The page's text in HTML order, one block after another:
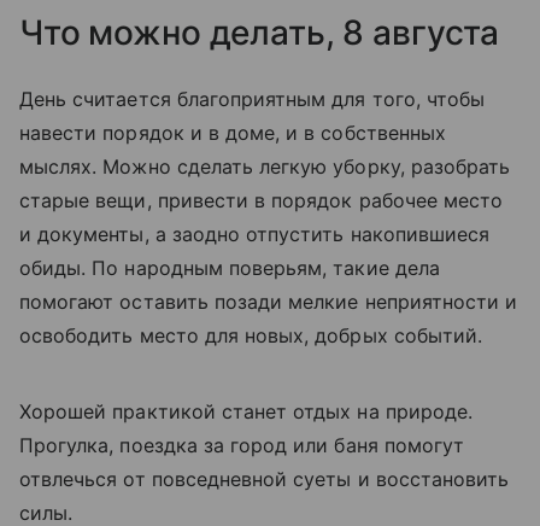
Что можно делать, 8 августа
День считается благоприятным для того, чтобы
навести порядок и в доме, и в собственных
мыслях. Можно сделать легкую уборку, разобрать
старые вещи, привести в порядок рабочее место
и документы, а заодно отпустить накопившиеся
обиды. По народным поверьям, такие дела
помогают оставить позади мелкие неприятности и
освободить место для новых, добрых событий.
Хорошей практикой станет отдых на природе.
Прогулка, поездка за город или баня помогут
отвлечься от повседневной суеты и восстановить
силы.